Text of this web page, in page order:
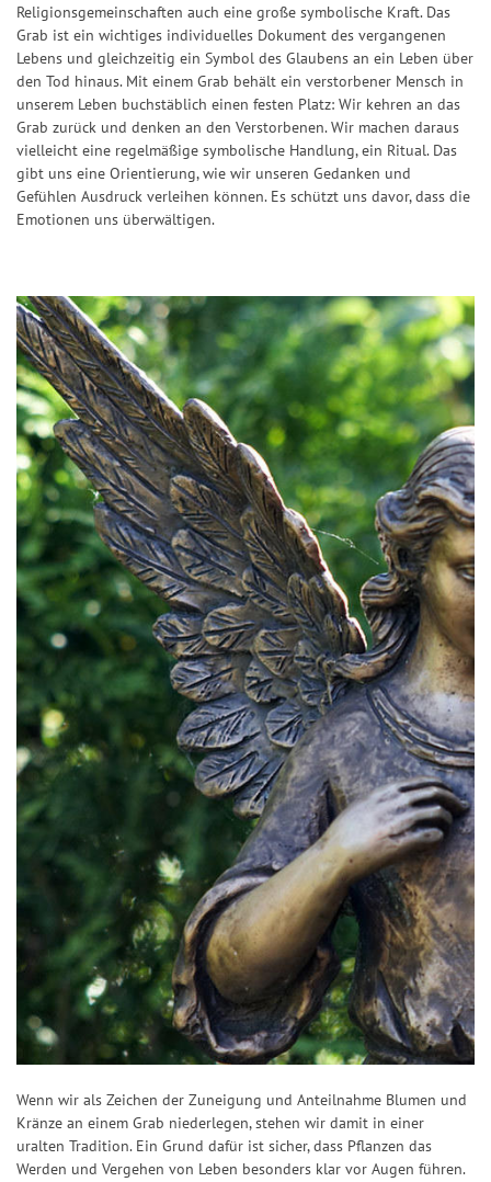
Religionsgemeinschaften auch eine große symbolische Kraft. Das
Grab ist ein wichtiges individuelles Dokument des vergangenen
Lebens und gleichzeitig ein Symbol des Glaubens an ein Leben über
den Tod hinaus. Mit einem Grab behält ein verstorbener Mensch in
unserem Leben buchstäblich einen festen Platz: Wir kehren an das
Grab zurück und denken an den Verstorbenen. Wir machen daraus
vielleicht eine regelmäßige symbolische Handlung, ein Ritual. Das
gibt uns eine Orientierung, wie wir unseren Gedanken und
Gefühlen Ausdruck verleihen können. Es schützt uns davor, dass die
Emotionen uns überwältigen.
Wenn wir als Zeichen der Zuneigung und Anteilnahme Blumen und
Kränze an einem Grab niederlegen, stehen wir damit in einer
uralten Tradition. Ein Grund dafür ist sicher, dass Pflanzen das
Werden und Vergehen von Leben besonders klar vor Augen führen.